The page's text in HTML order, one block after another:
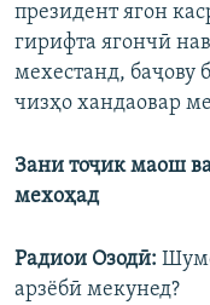
президент ягон
гирифта ягончӣ
мехестанд, баҷову
чизҳо хандаовар
Зани тоҷик маош
мехоҳад
Радиои Озодӣ:
арзёбӣ мекунед?